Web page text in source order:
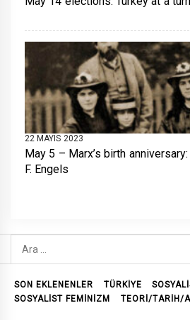
22 MAYIS 2023
May 5 – Marx’s birth
F. Engels
Arama:
SON EKLENENLER TÜRKİYE
SOSYALIST FEMINIZM
TEORI/TARIH/